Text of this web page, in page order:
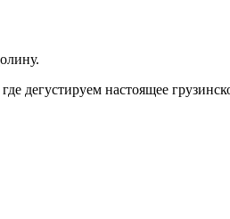
где дегустируем настоящее